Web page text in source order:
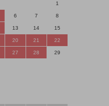
1
6 7 8
13 14 15
20 21 22
27 28 29